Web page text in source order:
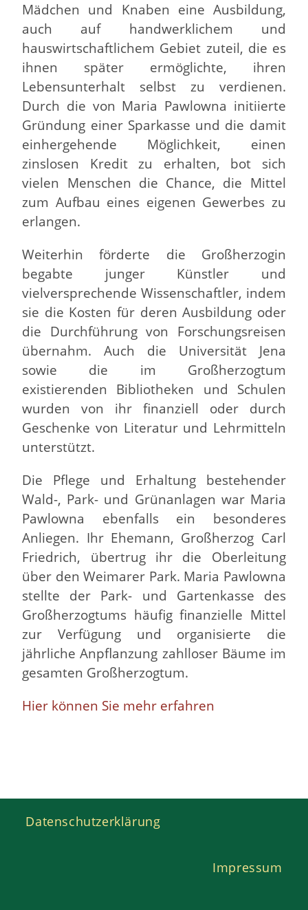
Mädchen und Knaben eine Ausbildung,
auch auf handwerklichem und
hauswirtschaftlichem Gebiet zuteil, die es
ihnen später ermöglichte, ihren
Lebensunterhalt selbst zu verdienen.
Durch die von Maria Pawlowna initiierte
Gründung einer Sparkasse und die damit
einhergehende Möglichkeit, einen
zinslosen Kredit zu erhalten, bot sich
vielen Menschen die Chance, die Mittel
zum Aufbau eines eigenen Gewerbes zu
erlangen.
Weiterhin förderte die Großherzogin
begabte junger Künstler und
vielversprechende Wissenschaftler, indem
sie die Kosten für deren Ausbildung oder
die Durchführung von Forschungsreisen
übernahm. Auch die Universität Jena
sowie die im Großherzogtum
existierenden Bibliotheken und Schulen
wurden von ihr finanziell oder durch
Geschenke von Literatur und Lehrmitteln
unterstützt.
Die Pflege und Erhaltung bestehender
Wald-, Park- und Grünanlagen war Maria
Pawlowna ebenfalls ein besonderes
Anliegen. Ihr Ehemann, Großherzog Carl
Friedrich, übertrug ihr die Oberleitung
über den Weimarer Park. Maria Pawlowna
stellte der Park- und Gartenkasse des
Großherzogtums häufig finanzielle Mittel
zur Verfügung und organisierte die
jährliche Anpflanzung zahlloser Bäume im
gesamten Großherzogtum.
Hier können Sie mehr erfahren
Datenschutzerklärung
Impressum